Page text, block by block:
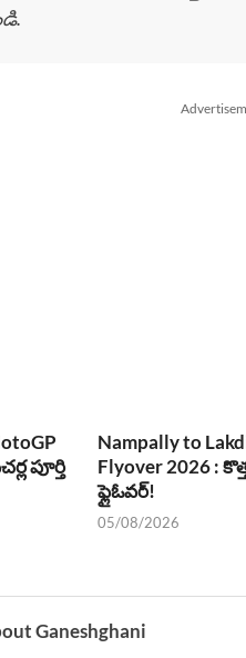
పూర్తి
Nampally to
Flyover 2026 :
ఫ్లైఓవర్!
05/08/2026
Ganeshghani